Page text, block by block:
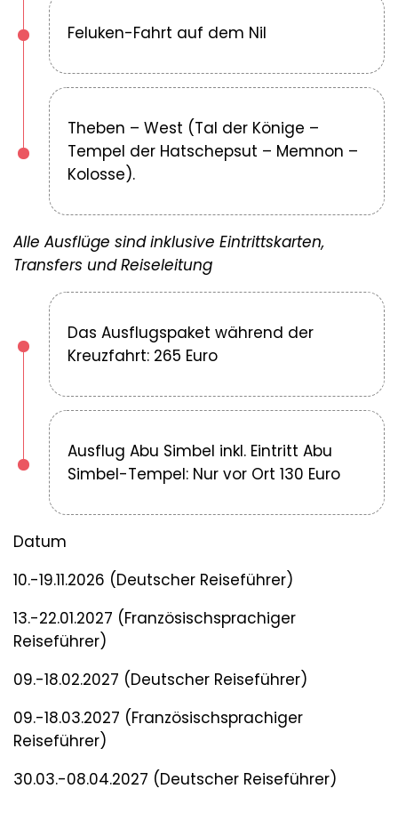
Feluken-Fahrt auf dem Nil
Theben – West (Tal der Könige –
Tempel der Hatschepsut – Memnon –
Kolosse).
Alle Ausflüge sind inklusive Eintrittskarten,
Transfers und Reiseleitung
Das Ausflugspaket während der
Kreuzfahrt: 265 Euro
Ausflug Abu Simbel inkl. Eintritt Abu
Simbel-Tempel: Nur vor Ort 130 Euro
Datum
10.-19.11.2026 (Deutscher Reiseführer)
13.-22.01.2027 (Französischsprachiger
Reiseführer)
09.-18.02.2027 (Deutscher Reiseführer)
09.-18.03.2027 (Französischsprachiger
Reiseführer)
30.03.-08.04.2027 (Deutscher Reiseführer)